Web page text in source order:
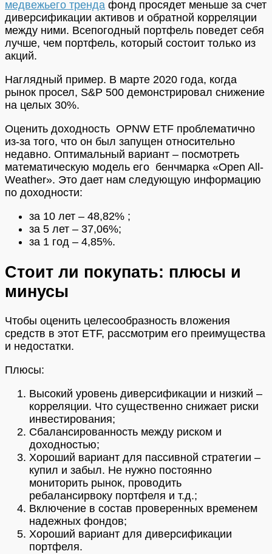
медвежьего тренда фонд просядет меньше за счет
диверсификации активов и обратной корреляции
между ними. Всепогодный портфель поведет себя
лучше, чем портфель, который состоит только из
акций.
Наглядный пример. В марте 2020 года, когда
рынок просел, S&P 500 демонстрировал снижение
на целых 30%.
Оценить доходность OPNW ETF проблематично
из-за того, что он был запущен относительно
недавно. Оптимальный вариант – посмотреть
математическую модель его бенчмарка «Open All-
Weather». Это дает нам следующую информацию
по доходности:
за 10 лет – 48,82% ;
за 5 лет – 37,06%;
за 1 год – 4,85%.
Стоит ли покупать: плюсы и
минусы
Чтобы оценить целесообразность вложения
средств в этот ETF, рассмотрим его преимущества
и недостатки.
Плюсы:
Высокий уровень диверсификации и низкий –
корреляции. Что существенно снижает риски
инвестирования;
Сбалансированность между риском и
доходностью;
Хороший вариант для пассивной стратегии –
купил и забыл. Не нужно постоянно
мониторить рынок, проводить
ребалансирвоку портфеля и т.д.;
Включение в состав проверенных временем
надежных фондов;
Хороший вариант для диверсификации
портфеля.